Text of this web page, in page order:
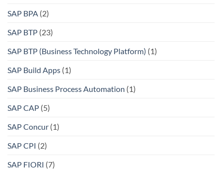
SAP BPA (2)
SAP BTP (23)
SAP BTP (Business Technology Platform) (1)
SAP Build Apps (1)
SAP Business Process Automation (1)
SAP CAP (5)
SAP Concur (1)
SAP CPI (2)
SAP FIORI (7)